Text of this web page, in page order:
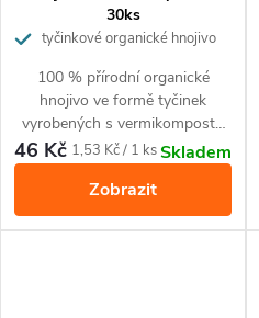
30ks
tyčinkové organické hnojivo
100 % přírodní organické
hnojivo ve formě tyčinek
vyrobených s vermikompostu
pro všechny typy domácích a
balkonových rostlin. Pro
optimální růst a zdravý krásný
vzhled. Jednoduché a pohodlné
hnojení.
46 Kč Měrná
1,53 Kč / 1 ksSkladem
Zobrazit